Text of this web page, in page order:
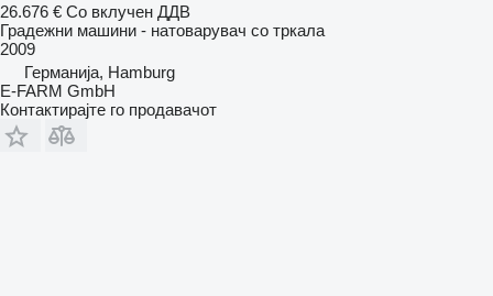
26.676 € Со вклучен ДДВ
Градежни машини - натоварувач со тркала
2009
Германија, Hamburg
E-FARM GmbH
Контактирајте го продавачот